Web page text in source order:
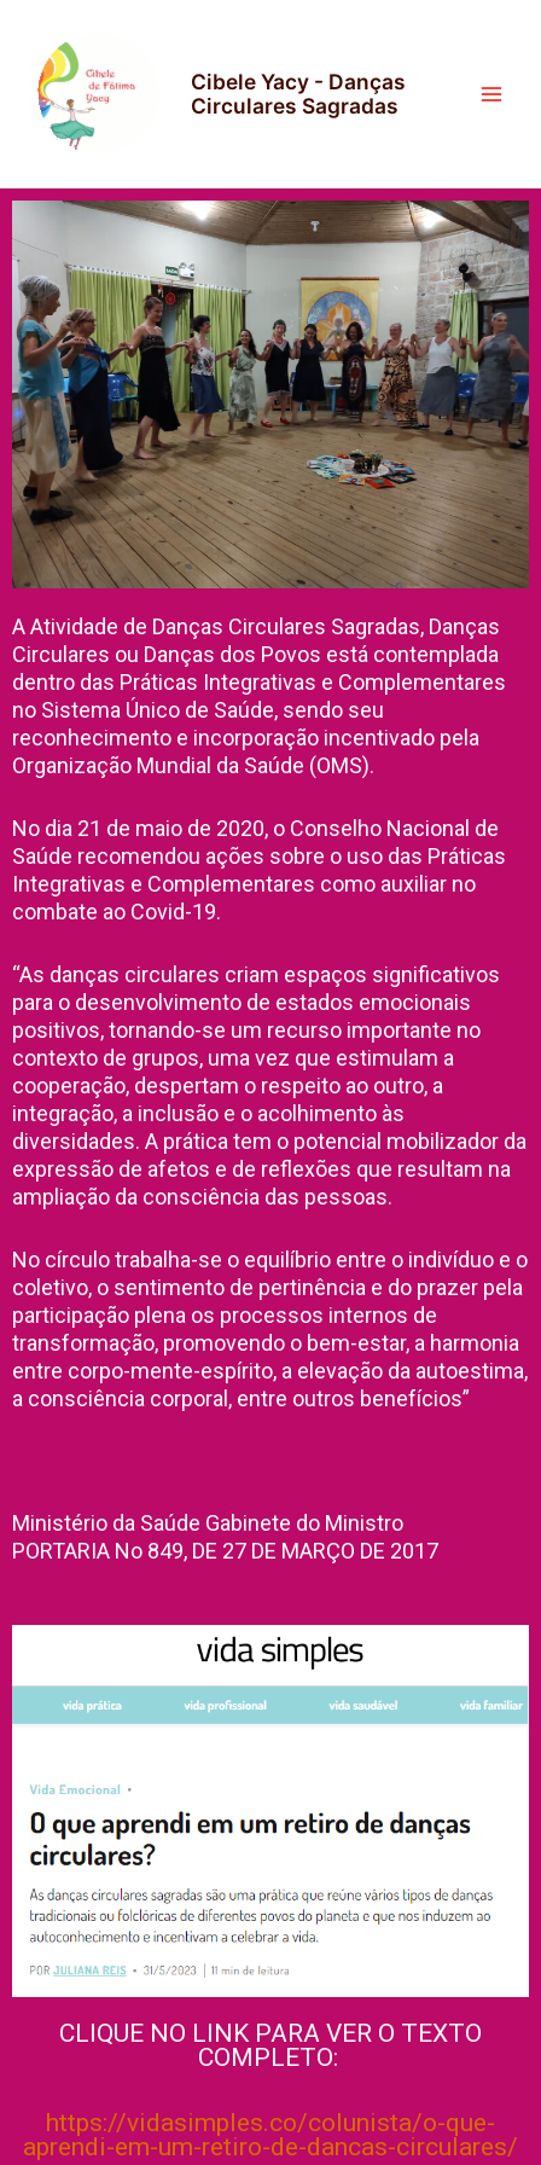
Cibele Yacy - Danças
Circulares Sagradas
A Atividade de Danças Circulares Sagradas, Danças
Circulares ou Danças dos Povos está contemplada
dentro das Práticas Integrativas e Complementares
no Sistema Único de Saúde, sendo seu
reconhecimento e incorporação incentivado pela
Organização Mundial da Saúde (OMS).
No dia 21 de maio de 2020, o Conselho Nacional de
Saúde recomendou ações sobre o uso das Práticas
Integrativas e Complementares como auxiliar no
combate ao Covid-19.
“As danças circulares criam espaços significativos
para o desenvolvimento de estados emocionais
positivos, tornando-se um recurso importante no
contexto de grupos, uma vez que estimulam a
cooperação, despertam o respeito ao outro, a
integração, a inclusão e o acolhimento às
diversidades. A prática tem o potencial mobilizador da
expressão de afetos e de reflexões que resultam na
ampliação da consciência das pessoas.
No círculo trabalha-se o equilíbrio entre o indivíduo e o
coletivo, o sentimento de pertinência e do prazer pela
participação plena os processos internos de
transformação, promovendo o bem-estar, a harmonia
entre corpo-mente-espírito, a elevação da autoestima,
a consciência corporal, entre outros benefícios”
Ministério da Saúde Gabinete do Ministro
PORTARIA No 849, DE 27 DE MARÇO DE 2017
CLIQUE NO LINK PARA VER O TEXTO
COMPLETO:
https://vidasimples.co/colunista/o-que-
aprendi-em-um-retiro-de-dancas-circulares/